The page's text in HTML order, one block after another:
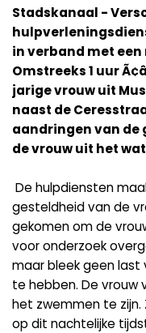
Stadskanaal -
in verband met
Omstreeks 1 uur
jarige vrouw uit
naast de
aandringen van de
de vrouw uit het
De hulpdiensten
gesteldheid van de
gekomen om de
voor onderzoek
maar bleek geen last
te hebben. De vrouw
het zwemmen te
op dit nachtelijke